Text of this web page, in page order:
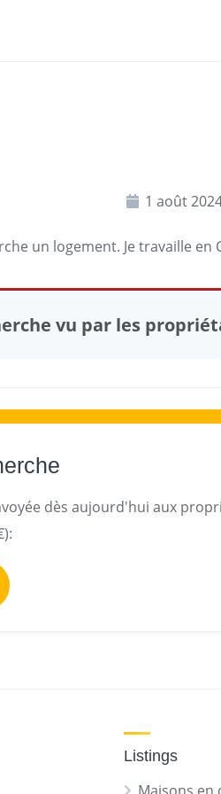
1 août
un logement. Je travaille en
vu par les
dès aujourd'hui aux
Listings